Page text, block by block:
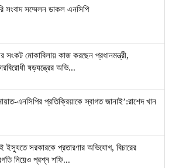
সংবাদ সম্মেলন ডাকল এনসিপি
সংকট মোকাবিলায় কাজ করছেন প্রধানমন্ত্রী,
ষড়যন্ত্রের অভি...
এনসিপির প্রতিক্রিয়াকে স্বাগত জানাই’:রাশেদ খান
ইস্যুতে সরকারকে প্রতারণার অভিযোগ, বিচারের
নিয়েও প্রশ্ন শফি...